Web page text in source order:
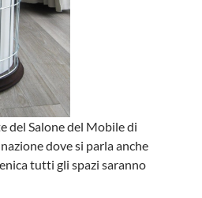
del Salone del Mobile di
dove si parla anche
tutti gli spazi saranno